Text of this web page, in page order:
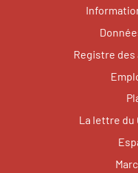
Registre
La lettre du